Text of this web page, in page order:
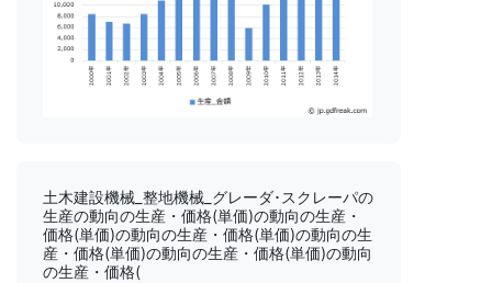
土木建設機械_整地機械_グレーダ･スクレーパの
生産の動向の生産・価格(単価)の動向の生産・
価格(単価)の動向の生産・価格(単価)の動向の生
産・価格(単価)の動向の生産・価格(単価)の動向
の生産・価格(